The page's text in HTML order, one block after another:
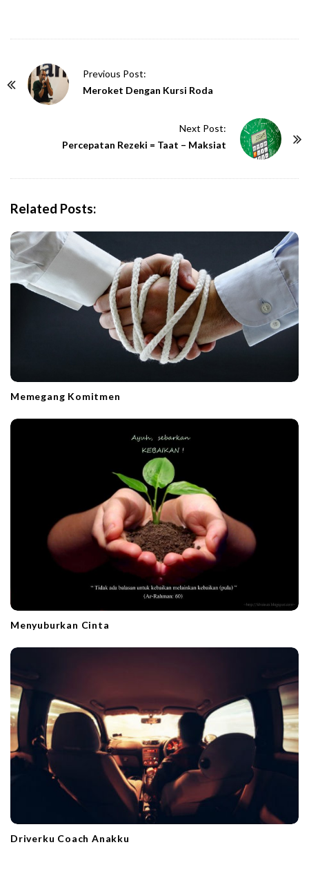
Previous Post:
Meroket Dengan Kursi Roda
Next Post:
Percepatan Rezeki = Taat – Maksiat
Related Posts:
Memegang Komitmen
Menyuburkan Cinta
Driverku Coach Anakku